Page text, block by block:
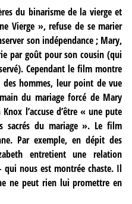
du binarisme de la vierge et
Vierge », refuse de se marier
son indépendance ; Mary,
par goût pour son cousin (qui
Cependant le film montre
hommes, leur point de vue
du mariage forcé de Mary
l’accuse d’être « une pute
sacrés du mariage ». Le film
Par exemple, en dépit des
entretient une relation
qui nous est montrée chaste. Il
ne peut rien lui promettre en